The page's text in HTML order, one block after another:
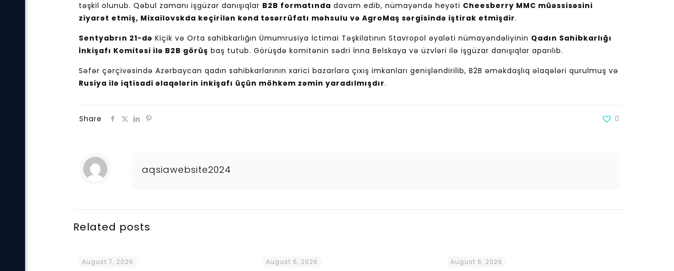
təşkil olunub. Qəbul zamanı işgüzar danışıqlar B2B formatında davam edib, nümayəndə heyəti Cheesberry MMC müəssisəsini
ziyarət etmiş, Mixailovskda keçirilən kənd təsərrüfatı məhsulu və AgroMaş sərgisində iştirak etmişdir.
Sentyabrın 21-də Kiçik və Orta sahibkarlığın Ümumrusiya İctimai Təşkilatının Stavropol əyaləti nümayəndəliyinin Qadın Sahibkarlığı
İnkişafı Komitəsi ilə B2B görüş baş tutub. Görüşdə komitənin sədri İnna Belskaya və üzvləri ilə işgüzar danışıqlar aparılıb.
Səfər çərçivəsində Azərbaycan qadın sahibkarlarının xarici bazarlara çıxış imkanları genişləndirilib, B2B əməkdaşlıq əlaqələri qurulmuş və
Rusiya ilə iqtisadi əlaqələrin inkişafı üçün möhkəm zəmin yaradılmışdır.
Share 0
aqsiawebsite2024
Related posts
August 7, 2026 August 6, 2026 August 6, 2026